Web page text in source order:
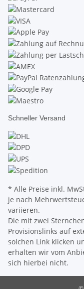
Schneller Versand
* Alle Preise inkl.
je nach
variieren.
Die mit zwei
Provisionslinks auf
solchen Link klicken
erhalten wir vom
sich hierbei nicht.